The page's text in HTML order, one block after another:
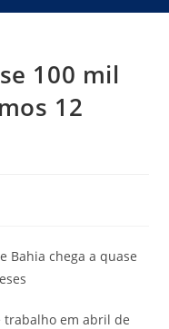
100 mil
12
trabalho em abril de